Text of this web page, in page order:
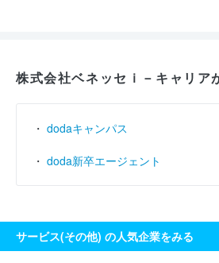
株式会社ベネッセｉ－キャリア
dodaキャンパス
doda新卒エージェント
サービス(その他) の人気企業をみる